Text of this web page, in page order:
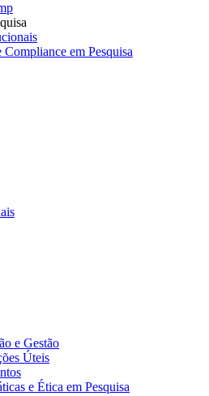
Compliance em Pesquisa
e Gestão
Úteis
e Ética em Pesquisa